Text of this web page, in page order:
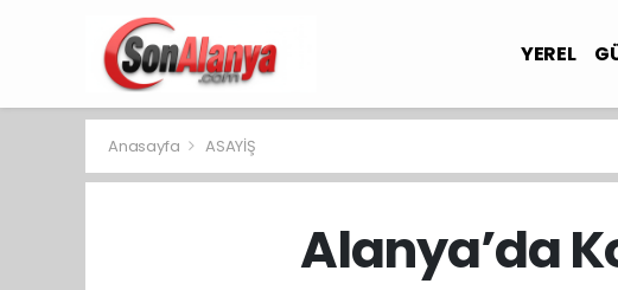
YEREL
Anasayfa ASAYİŞ
Alanya’da